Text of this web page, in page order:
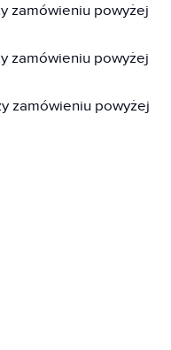
zamówieniu powyżej
zamówieniu powyżej
zamówieniu powyżej